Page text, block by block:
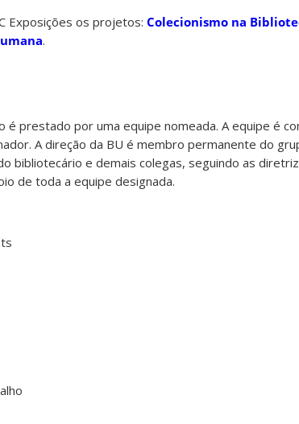
Exposições os projetos: Colecionismo na
.
é prestado por uma equipe nomeada. A equipe é
A direção da BU é membro permanente do
bibliotecário e demais colegas, seguindo as
de toda a equipe designada.